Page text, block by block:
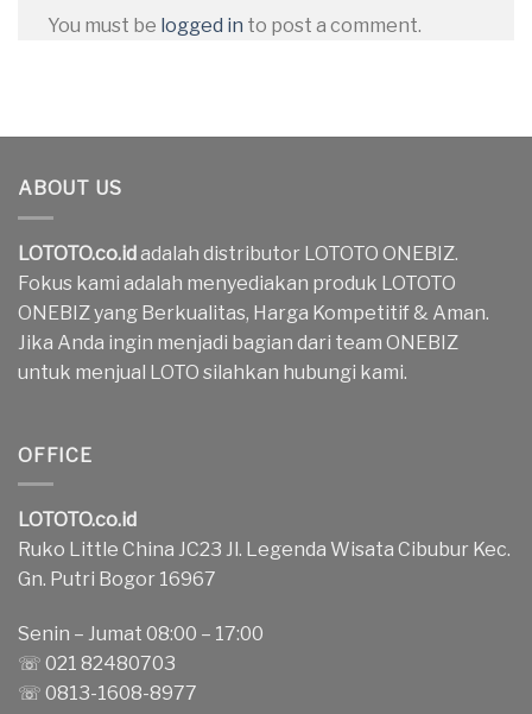
You must be logged in to post a comment.
ABOUT US
LOTOTO.co.idadalah distributor LOTOTO ONEBIZ.
Fokus kami adalah menyediakan produk LOTOTO
ONEBIZ yang Berkualitas, Harga Kompetitif & Aman.
Jika Anda ingin menjadi bagian dari team ONEBIZ
untuk menjual LOTO silahkan hubungi kami.
OFFICE
LOTOTO.co.id
Ruko Little China JC23 Jl. Legenda Wisata Cibubur Kec.
Gn. Putri Bogor 16967
Senin – Jumat 08:00 – 17:00
☏ 021 82480703
☏ 0813-1608-8977